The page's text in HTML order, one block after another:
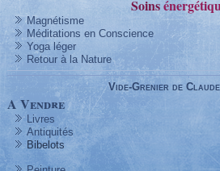
Soins
Magnétisme
Méditations en Conscience
Yoga léger
Retour à la Nature
Vide-Grenier de
A Vendre
Livres
Antiquités
Bibelots